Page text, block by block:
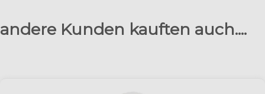
andere Kunden kauften auch....